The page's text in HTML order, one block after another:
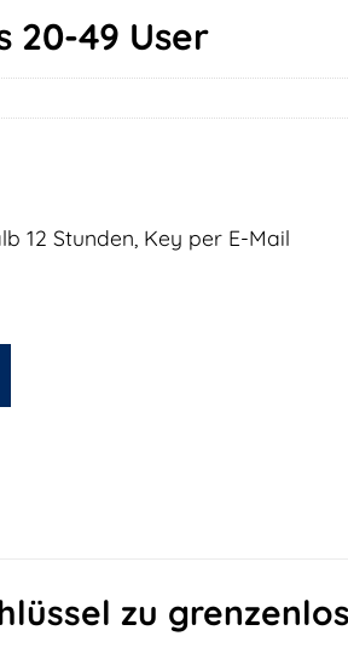
20-49 User
12 Stunden, Key per E-Mail
zu